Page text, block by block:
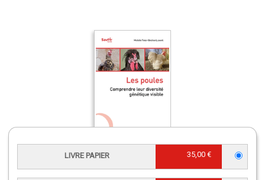
LIVRE PAPIER 35,00 €